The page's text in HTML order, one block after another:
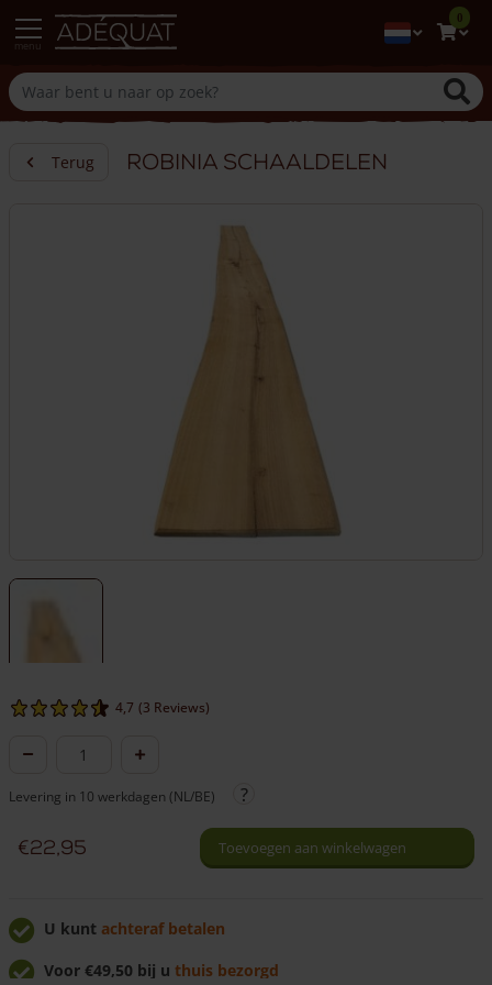
0
Terug Robinia schaaldelen
4,7 (3 Reviews)
Robinia
aantal
Levering in 10 werkdagen (NL/BE)
€22,95 Toevoegen aan winkelwagen
U kunt achteraf betalen
Voor €49,50 bij u thuis bezorgd